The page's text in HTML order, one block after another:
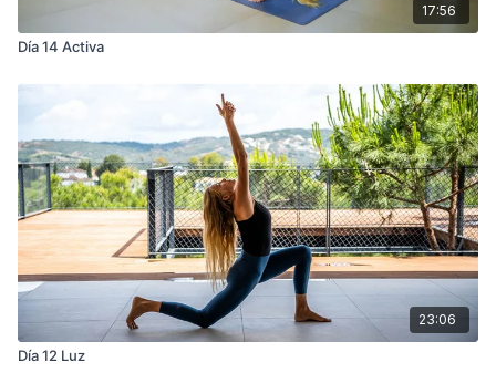
17:56
Día 14 Activa
23:06
Día 12 Luz